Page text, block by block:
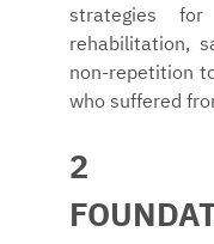
strategies for
rehabilitation,
non-repetition
who suffered
2